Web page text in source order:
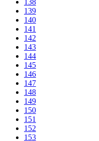
138
139
140
141
142
143
144
145
146
147
148
149
150
151
152
153